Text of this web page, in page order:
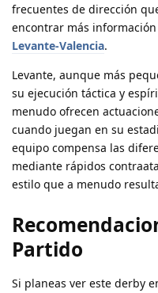
frecuentes de dirección
encontrar más
Levante-Valencia.
Levante, aunque más
su ejecución táctica y
menudo ofrecen
cuando juegan en su
equipo compensa las
mediante rápidos
estilo que a menudo
Partido
Si planeas ver este derby